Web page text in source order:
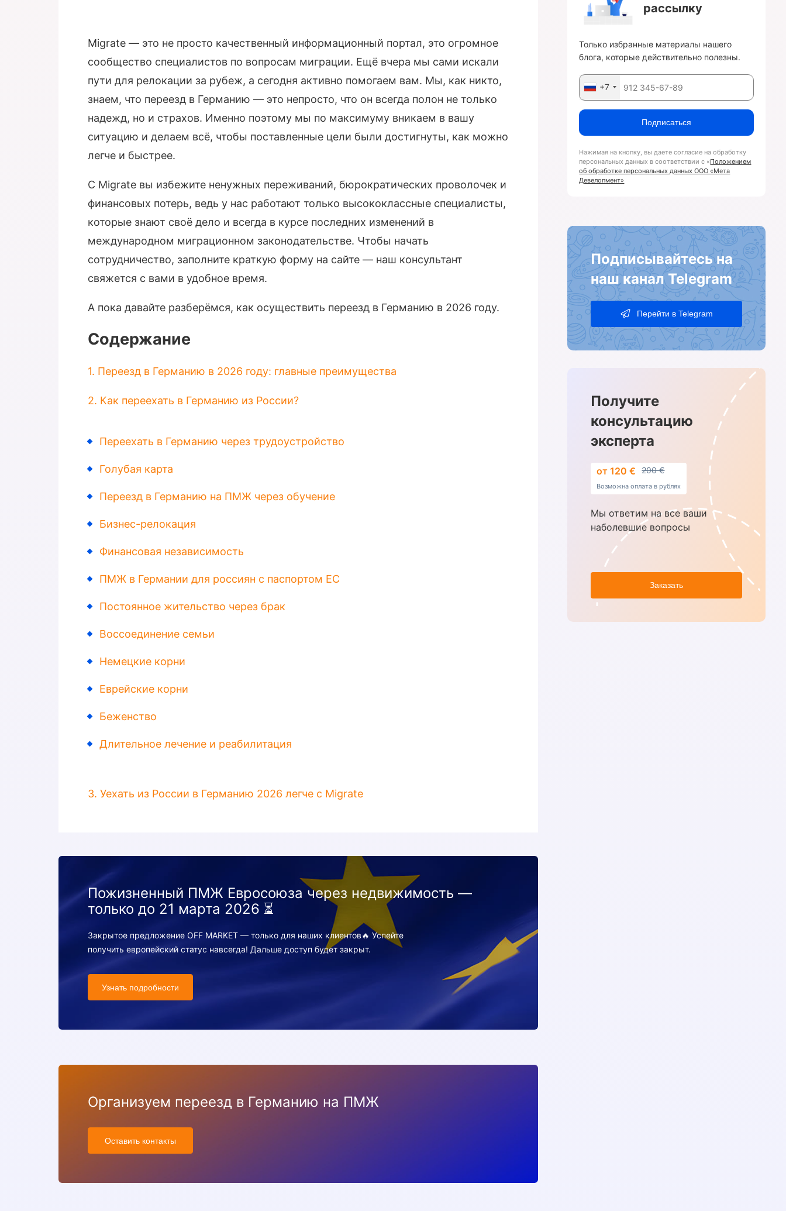
Migrate — это не просто качественный информационный портал, это огромное
сообщество специалистов по вопросам миграции. Ещё вчера мы сами искали
пути для релокации за рубеж, а сегодня активно помогаем вам. Мы, как никто,
знаем, что переезд в Германию — это непросто, что он всегда полон не только
надежд, но и страхов. Именно поэтому мы по максимуму вникаем в вашу
ситуацию и делаем всё, чтобы поставленные цели были достигнуты, как можно
легче и быстрее.
С Migrate вы избежите ненужных переживаний, бюрократических проволочек и
финансовых потерь, ведь у нас работают только высококлассные специалисты,
которые знают своё дело и всегда в курсе последних изменений в
международном миграционном законодательстве. Чтобы начать
сотрудничество, заполните краткую форму на сайте — наш консультант
свяжется с вами в удобное время.
А пока давайте разберёмся, как осуществить переезд в Германию в 2026 году.
Содержание
1. Переезд в Германию в 2026 году: главные преимущества
2. Как переехать в Германию из России?
Переехать в Германию через трудоустройство
Голубая карта
Переезд в Германию на ПМЖ через обучение
Бизнес-релокация
Финансовая независимость
ПМЖ в Германии для россиян с паспортом ЕС
Постоянное жительство через брак
Воссоединение семьи
Немецкие корни
Еврейские корни
Беженство
Длительное лечение и реабилитация
3. Уехать из России в Германию 2026 легче с Migrate
Пожизненный ПМЖ Евросоюза через недвижимость —
только до 21 марта 2026 ⏳
Закрытое предложение OFF MARKET — только для наших клиентов🔥 Успейте
получить европейский статус навсегда! Дальше доступ будет закрыт.
Узнать подробности
Организуем переезд в Германию на ПМЖ
Оставить контакты
рассылку
Только избранные материалы нашего
блога, которые действительно полезны.
+7
Подписаться
Нажимая на кнопку, вы даете согласие на обработку
персональных данных в соответствии с «Положением
об обработке персональных данных ООО «Мета
Девелопмент»
Подписывайтесь на
наш канал Telegram
Перейти в Telegram
Получите
консультацию
эксперта
от 120 € 200 €
Возможна оплата в рублях
Мы ответим на все ваши
наболевшие вопросы
Заказать